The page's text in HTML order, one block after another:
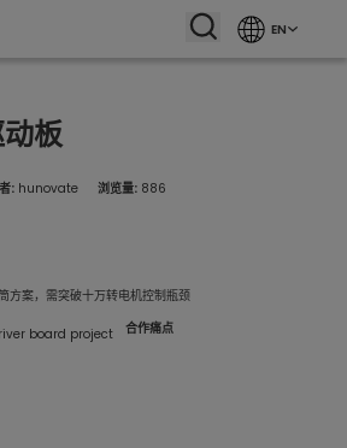
EN
板
: hunovate 浏览量: 886
案，需突破十万转电机控制瓶颈
合作痛点